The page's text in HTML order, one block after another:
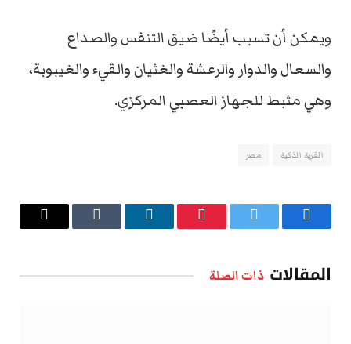
ويمكن أن تسبب أيضًا ضيق التنفس والصداع
والسعال والدوار والرعشة والغثيان والقيء والغيبوبة،
وهي مثبط للجهاز العصبي المركزي.
القرية الذكية مصر
فيسبوك تويتر بينتيريستلينكدإن Tumblr
البريد
المقالات ذات الصلة